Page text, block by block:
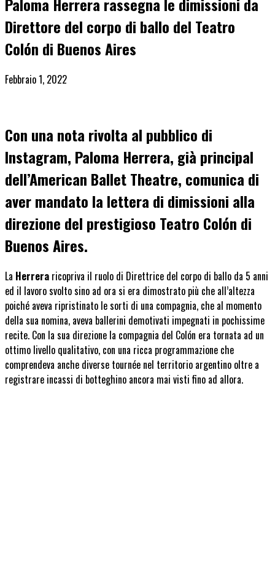
Direttore del corpo di ballo del Teatro
Colón di Buenos Aires
Febbraio 1, 2022
Con una nota rivolta al pubblico di
Instagram, Paloma Herrera, già principal
dell’American Ballet Theatre, comunica di
aver mandato la lettera di dimissioni alla
direzione del prestigioso Teatro Colón di
Buenos Aires.
La Herrera ricopriva il ruolo di Direttrice del corpo di ballo da 5 anni
ed il lavoro svolto sino ad ora si era dimostrato più che all’altezza
poiché aveva ripristinato le sorti di una compagnia, che al momento
della sua nomina, aveva ballerini demotivati impegnati in pochissime
recite. Con la sua direzione la compagnia del Colón era tornata ad un
ottimo livello qualitativo, con una ricca programmazione che
comprendeva anche diverse tournée nel territorio argentino oltre a
registrare incassi di botteghino ancora mai visti fino ad allora.